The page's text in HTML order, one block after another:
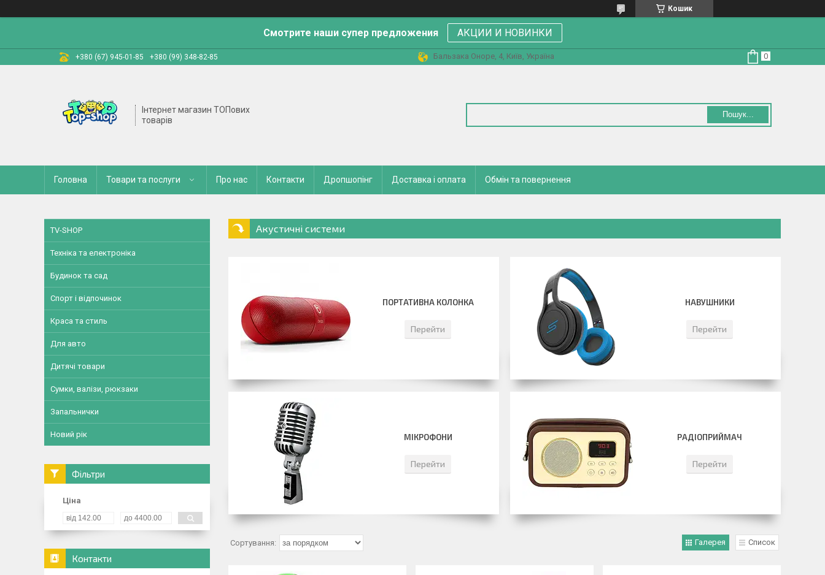
Кошик
Смотрите наши супер предложения АКЦИИ И НОВИНКИ
+380 (67) 945-01-85 +380 (99) 348-82-85 Бальзака Оноре, 4, Київ, Україна
Інтернет магазин ТОПових
товарів
Пошук...
Головна Товари та послуги Про нас Контакти Дропшопінг Доставка і оплата Обмін та повернення
Акустичні системи
ПОРТАТИВНА КОЛОНКА
Перейти
НАВУШНИКИ
Перейти
МІКРОФОНИ
Перейти
РАДІОПРИЙМАЧ
Перейти
Галерея Список
TV-SHOP
Техніка та електроніка
Будинок та сад
Спорт і відпочинок
Краса та стиль
Для авто
Дитячі товари
Сумки, валізи, рюкзаки
Запальнички
Новий рік
Фільтри
Ціна
Контакти